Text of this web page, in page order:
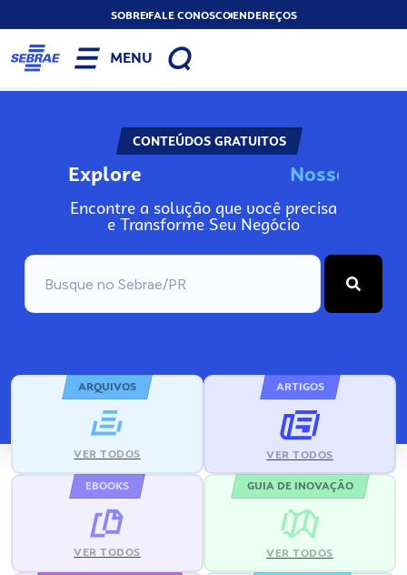
SOBREFALE CONOSCOENDEREÇOS
MENU
CONTEÚDOS GRATUITOS
Explore Nos
Encontre a solução que você precisa
e Transforme Seu Negócio
ARQUIVOS
VER TODOS
ARTIGOS
VER TODOS
EBOOKS
VER TODOS
GUIA DE INOVAÇÃO
VER TODOS